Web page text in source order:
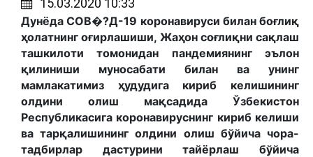
15.03.2020 10:33
Дунёда CОВ�?Д-19 коронавируси билан боғлиқ
ҳолатнинг оғирлашиши, Жаҳон соғлиқни сақлаш
ташкилоти томонидан пандемиянинг эълон
қилиниши муносабати билан ва унинг
мамлакатимиз ҳудудига кириб келишининг
олдини олиш мақсадида Ўзбекистон
Республикасига коронавируснинг кириб келиши
ва тарқалишининг олдини олиш бўйича чора-
тадбирлар дастурини тайёрлаш бўйича